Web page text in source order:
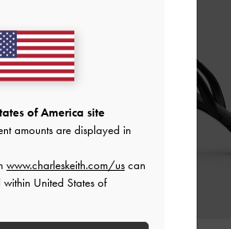
of America site
amounts are displayed in
www.charleskeith.com/us can
United States of